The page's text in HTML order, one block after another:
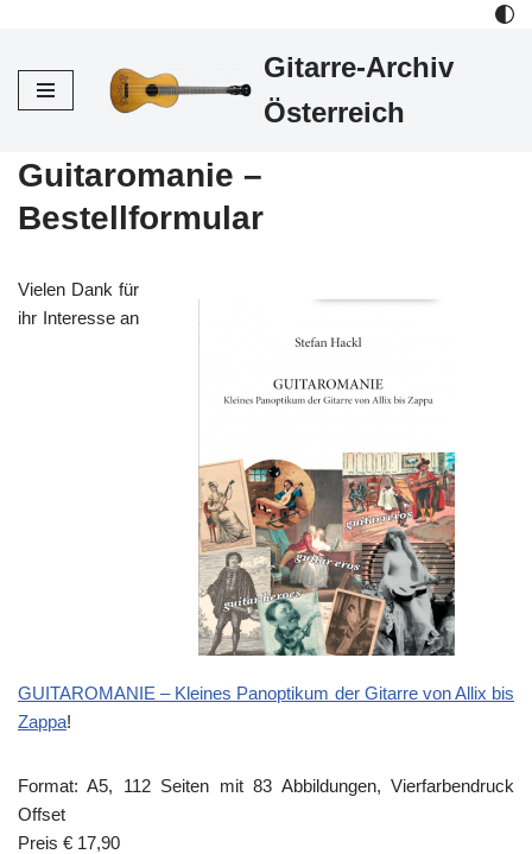
Inhalt
Gitarre-Archiv
Österreich
Guitaromanie –
Bestellformular
Vielen Dank für
ihr Interesse an
GUITAROMANIE – Kleines Panoptikum der Gitarre von Allix bis
Zappa!
Format: A5, 112 Seiten mit 83 Abbildungen, Vierfarbendruck
Offset
Preis € 17,90